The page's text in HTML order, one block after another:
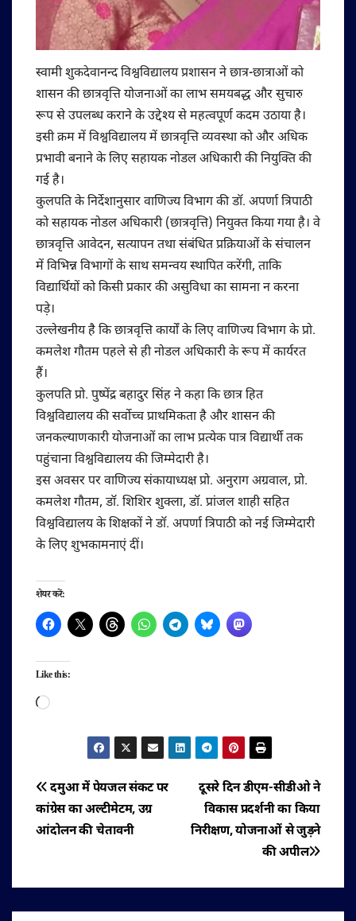
स्वामी शुकदेवानन्द विश्वविद्यालय प्रशासन ने छात्र-छात्राओं को
शासन की छात्रवृत्ति योजनाओं का लाभ समयबद्ध और सुचारु
रूप से उपलब्ध कराने के उद्देश्य से महत्वपूर्ण कदम उठाया है।
इसी क्रम में विश्वविद्यालय में छात्रवृत्ति व्यवस्था को और अधिक
प्रभावी बनाने के लिए सहायक नोडल अधिकारी की नियुक्ति की
गई है।
कुलपति के निर्देशानुसार वाणिज्य विभाग की डॉ. अपर्णा त्रिपाठी
को सहायक नोडल अधिकारी (छात्रवृत्ति) नियुक्त किया गया है। वे
छात्रवृत्ति आवेदन, सत्यापन तथा संबंधित प्रक्रियाओं के संचालन
में विभिन्न विभागों के साथ समन्वय स्थापित करेंगी, ताकि
विद्यार्थियों को किसी प्रकार की असुविधा का सामना न करना
पड़े।
उल्लेखनीय है कि छात्रवृत्ति कार्यों के लिए वाणिज्य विभाग के प्रो.
कमलेश गौतम पहले से ही नोडल अधिकारी के रूप में कार्यरत
हैं।
कुलपति प्रो. पुष्पेंद्र बहादुर सिंह ने कहा कि छात्र हित
विश्वविद्यालय की सर्वोच्च प्राथमिकता है और शासन की
जनकल्याणकारी योजनाओं का लाभ प्रत्येक पात्र विद्यार्थी तक
पहुंचाना विश्वविद्यालय की जिम्मेदारी है।
इस अवसर पर वाणिज्य संकायाध्यक्ष प्रो. अनुराग अग्रवाल, प्रो.
कमलेश गौतम, डॉ. शिशिर शुक्ला, डॉ. प्रांजल शाही सहित
विश्वविद्यालय के शिक्षकों ने डॉ. अपर्णा त्रिपाठी को नई जिम्मेदारी
के लिए शुभकामनाएं दीं।
शेयर करें:
Like this:
Loading…
पोस्ट
नेविगेशन
दूसरे दिन डीएम-सीडीओ ने
विकास प्रदर्शनी का किया
निरीक्षण, योजनाओं से जुड़ने
की अपील
दमुआ में पेयजल संकट पर
कांग्रेस का अल्टीमेटम, उग्र
आंदोलन की चेतावनी